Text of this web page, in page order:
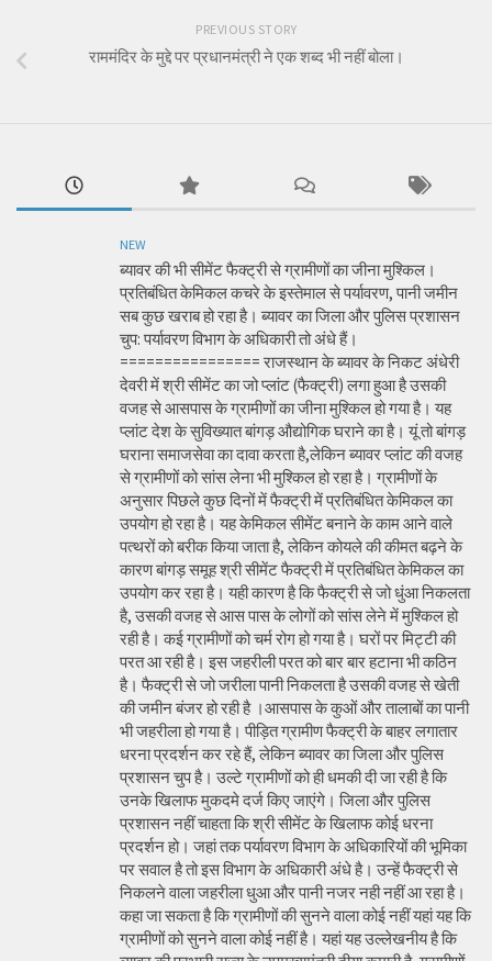
PREVIOUS STORY
राममंदिर के मुद्दे पर प्रधानमंत्री ने एक शब्द भी नहीं बोला।
NEW
ब्यावर की भी सीमेंट फैक्ट्री से ग्रामीणों का जीना मुश्किल।
प्रतिबंधित केमिकल कचरे के इस्तेमाल से पर्यावरण, पानी जमीन
सब कुछ खराब हो रहा है। ब्यावर का जिला और पुलिस प्रशासन
चुप: पर्यावरण विभाग के अधिकारी तो अंधे हैं।
================ राजस्थान के ब्यावर के निकट अंधेरी
देवरी में श्री सीमेंट का जो प्लांट (फैक्ट्री) लगा हुआ है उसकी
वजह से आसपास के ग्रामीणों का जीना मुश्किल हो गया है। यह
प्लांट देश के सुविख्यात बांगड़ औद्योगिक घराने का है। यूं तो बांगड़
घराना समाजसेवा का दावा करता है,लेकिन ब्यावर प्लांट की वजह
से ग्रामीणों को सांस लेना भी मुश्किल हो रहा है। ग्रामीणों के
अनुसार पिछले कुछ दिनों में फैक्ट्री में प्रतिबंधित केमिकल का
उपयोग हो रहा है। यह केमिकल सीमेंट बनाने के काम आने वाले
पत्थरों को बरीक किया जाता है, लेकिन कोयले की कीमत बढ़ने के
कारण बांगड़ समूह श्री सीमेंट फैक्ट्री में प्रतिबंधित केमिकल का
उपयोग कर रहा है। यही कारण है कि फैक्ट्री से जो धुंआ निकलता
है, उसकी वजह से आस पास के लोगों को सांस लेने में मुश्किल हो
रही है। कई ग्रामीणों को चर्म रोग हो गया है। घरों पर मिट्टी की
परत आ रही है। इस जहरीली परत को बार बार हटाना भी कठिन
है। फैक्ट्री से जो जरीला पानी निकलता है उसकी वजह से खेती
की जमीन बंजर हो रही है ।आसपास के कुओं और तालाबों का पानी
भी जहरीला हो गया है। पीड़ित ग्रामीण फैक्ट्री के बाहर लगातार
धरना प्रदर्शन कर रहे हैं, लेकिन ब्यावर का जिला और पुलिस
प्रशासन चुप है। उल्टे ग्रामीणों को ही धमकी दी जा रही है कि
उनके खिलाफ मुकदमे दर्ज किए जाएंगे। जिला और पुलिस
प्रशासन नहीं चाहता कि श्री सीमेंट के खिलाफ कोई धरना
प्रदर्शन हो। जहां तक पर्यावरण विभाग के अधिकारियों की भूमिका
पर सवाल है तो इस विभाग के अधिकारी अंधे है। उन्हें फैक्ट्री से
निकलने वाला जहरीला धुआ और पानी नजर नही नहीं आ रहा है।
कहा जा सकता है कि ग्रामीणों की सुनने वाला कोई नहीं यहां यह कि
ग्रामीणों को सुनने वाला कोई नहीं है। यहां यह उल्लेखनीय है कि